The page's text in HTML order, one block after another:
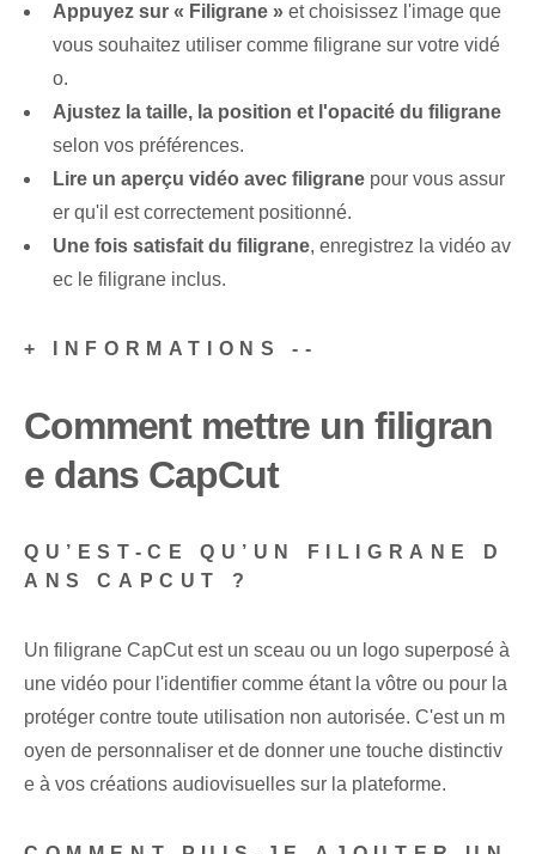
Appuyez sur « Filigrane » et choisissez l'image que
vous souhaitez utiliser comme filigrane sur votre vidé
o.
Ajustez la taille, la position et l'opacité du filigrane
selon vos préférences.
Lire un aperçu vidéo avec filigrane pour vous assur
er qu'il est correctement positionné.
Une fois satisfait du filigrane, enregistrez la vidéo av
ec le filigrane inclus.
+ INFORMATIONS --
Comment mettre un filigran
e dans CapCut
QU’EST-CE QU’UN FILIGRANE D
ANS CAPCUT ?
Un filigrane CapCut est un sceau ou un logo superposé à
une vidéo pour l'identifier comme étant la vôtre ou pour la
protéger contre toute utilisation non autorisée. C'est un m
oyen de personnaliser et de donner une touche distinctiv
e à vos créations audiovisuelles sur la plateforme.